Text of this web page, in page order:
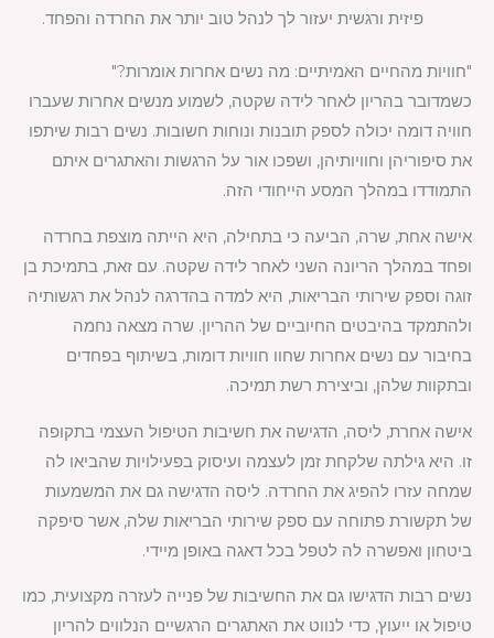
פיזית ורגשית יעזור לך לנהל טוב יותר את החרדה והפחד.
"חוויות מהחיים האמיתיים: מה נשים אחרות אומרות?"
כשמדובר בהריון לאחר לידה שקטה, לשמוע מנשים אחרות שעברו
חוויה דומה יכולה לספק תובנות ונוחות חשובות. נשים רבות שיתפו
את סיפוריהן וחוויותיהן, ושפכו אור על הרגשות והאתגרים איתם
התמודדו במהלך המסע הייחודי הזה.
אישה אחת, שרה, הביעה כי בתחילה, היא הייתה מוצפת בחרדה
ופחד במהלך הריונה השני לאחר לידה שקטה. עם זאת, בתמיכת בן
זוגה וספק שירותי הבריאות, היא למדה בהדרגה לנהל את רגשותיה
ולהתמקד בהיבטים החיוביים של ההריון. שרה מצאה נחמה
בחיבור עם נשים אחרות שחוו חוויות דומות, בשיתוף בפחדים
ובתקוות שלהן, וביצירת רשת תמיכה.
אישה אחרת, ליסה, הדגישה את חשיבות הטיפול העצמי בתקופה
זו. היא גילתה שלקחת זמן לעצמה ועיסוק בפעילויות שהביאו לה
שמחה עזרו להפיג את החרדה. ליסה הדגישה גם את המשמעות
של תקשורת פתוחה עם ספק שירותי הבריאות שלה, אשר סיפקה
ביטחון ואפשרה לה לטפל בכל דאגה באופן מיידי.
נשים רבות הדגישו גם את החשיבות של פנייה לעזרה מקצועית, כמו
טיפול או ייעוץ, כדי לנווט את האתגרים הרגשיים הנלווים להריון